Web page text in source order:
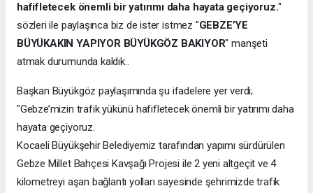
hafifletecek önemli bir yatırımı daha hayata geçiyoruz."
sözleri ile paylaşınca biz de ister istmez "GEBZE’YE
BÜYÜKAKIN YAPIYOR BÜYÜKGÖZ BAKIYOR" manşeti
atmak durumunda kaldık..
Başkan Büyükgöz paylaşımında şu ifadelere yer verdi;
"Gebze’mizin trafik yükünü hafifletecek önemli bir yatırımı daha
hayata geçiyoruz.
Kocaeli Büyükşehir Belediyemiz tarafından yapımı sürdürülen
Gebze Millet Bahçesi Kavşağı Projesi ile 2 yeni altgeçit ve 4
kilometreyi aşan bağlantı yolları sayesinde şehrimizde trafik